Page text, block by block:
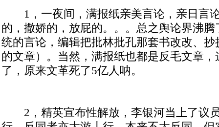
1 ，一夜间，满报纸亲美言论，亲日言
的，撒娇的，放屁的。。。总之舆论界沸
统的言论，编辑把批林批孔那套书改改、
的文章）。当然，满报纸也都是反毛文章，
了，原来文革死了5亿人呐。
2 ，精英宣布性解放，李银河当上了议